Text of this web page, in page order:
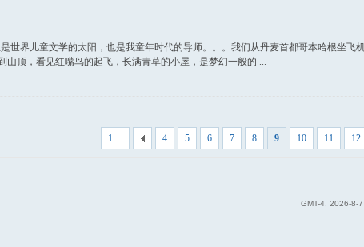
世界儿童文学的太阳，也是我童年时代的导师。。。我们从丹麦首都哥本哈根坐飞
顶，看见红嘴鸟的起飞，长满青草的小屋，是梦幻一般的 ...
1 ... 4 5 6 7 8 9 10 11 12
GMT-4, 2026-8-